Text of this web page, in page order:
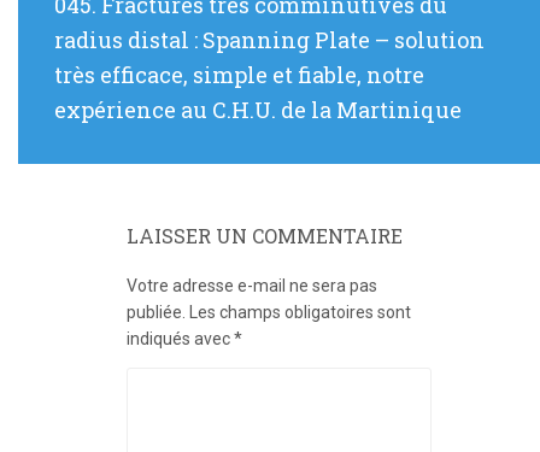
:radius distal : Spanning Plate – solution
très efficace, simple et fiable, notre
expérience au C.H.U. de la Martinique
LAISSER UN COMMENTAIRE
Votre adresse e-mail ne sera pas
publiée.
Les champs obligatoires sont
indiqués avec*